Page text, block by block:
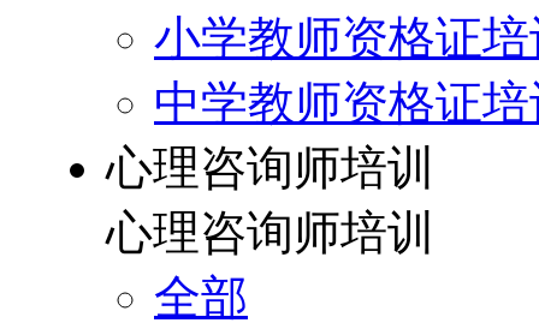
小学教师资格证
中学教师资格证
心理咨询师培训
心理咨询师培训
全部